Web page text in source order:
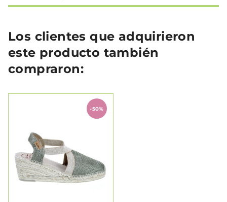
Los clientes que adquirieron
este producto también
compraron:
-50%